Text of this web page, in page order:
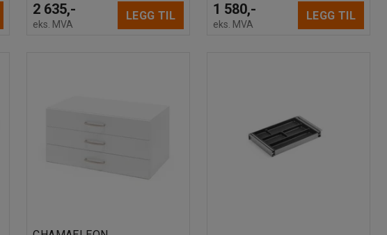
2 635,-
eks. MVA
LEGG TIL 1 580,-
eks. MVA
LEGG TIL